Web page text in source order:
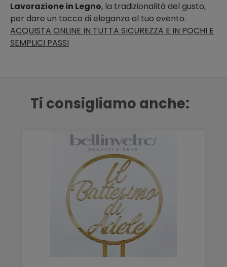
Lavorazione in Legno, la tradizionalità del gusto,
per dare un tocco di eleganza al tuo evento.
ACQUISTA ONLINE IN TUTTA SICUREZZA E IN POCHI E
SEMPLICI PASSI
Ti consigliamo anche: